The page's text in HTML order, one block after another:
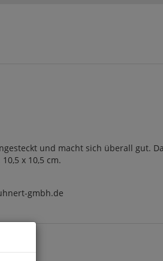
und macht sich überall gut.
x 10,5 cm.
gmbh.de